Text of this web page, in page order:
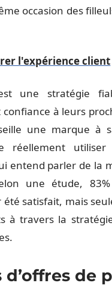
occasion des
l'expérience client
une stratégie
à leurs
une marque à
réellement
entend parler de la
une étude,
satisfait, mais
à travers la
de